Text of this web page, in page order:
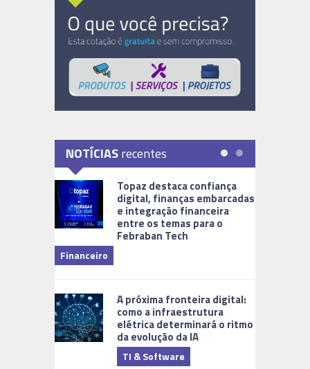
NOTÍCIASrecentes
Topaz destaca confiança
digital, finanças embarcadas
e integração financeira
entre os temas para o
Febraban Tech
Financeiro
A próxima fronteira digital:
como a infraestrutura
elétrica determinará o ritmo
da evolução da IA
TI & Software